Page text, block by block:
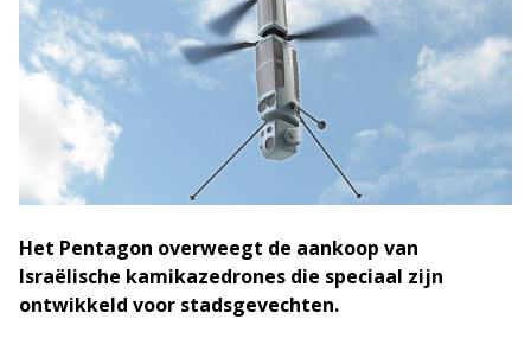
Het Pentagon overweegt de aankoop van
Israëlische kamikazedrones die speciaal zijn
ontwikkeld voor stadsgevechten.